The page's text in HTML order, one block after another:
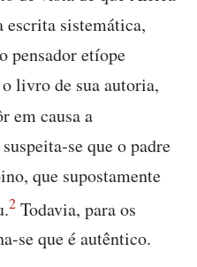
sistemática,
pensador etíope
livro de sua autoria,
em causa a
se que o padre
que supostamente
2 Todavia, para os
se que é autêntico.